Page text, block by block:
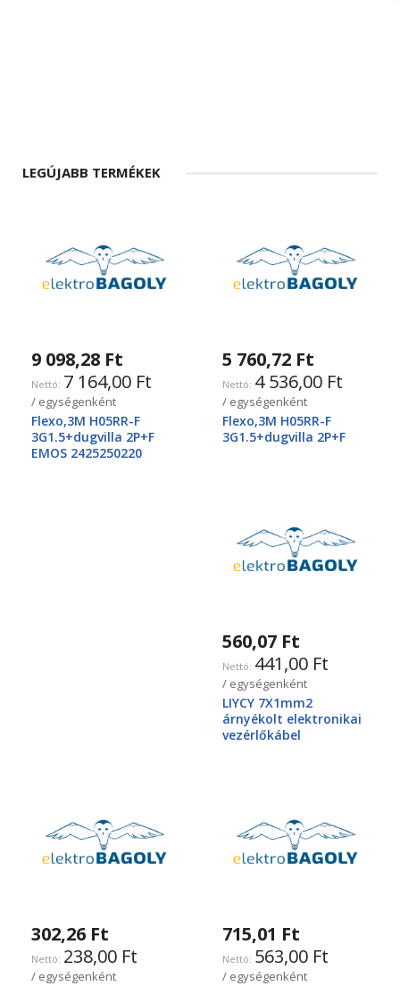
LEGÚJABB TERMÉKEK
9 098,28 Ft
7 164,00 Ft
/ egységenként
Flexo,3M H05RR-F
3G1.5+dugvilla 2P+F
EMOS 2425250220
5 760,72 Ft
4 536,00 Ft
/ egységenként
Flexo,3M H05RR-F
3G1.5+dugvilla 2P+F
560,07 Ft
441,00 Ft
/ egységenként
LIYCY 7X1mm2
árnyékolt elektronikai
vezérlőkábel
302,26 Ft
238,00 Ft
/ egységenként
715,01 Ft
563,00 Ft
/ egységenként